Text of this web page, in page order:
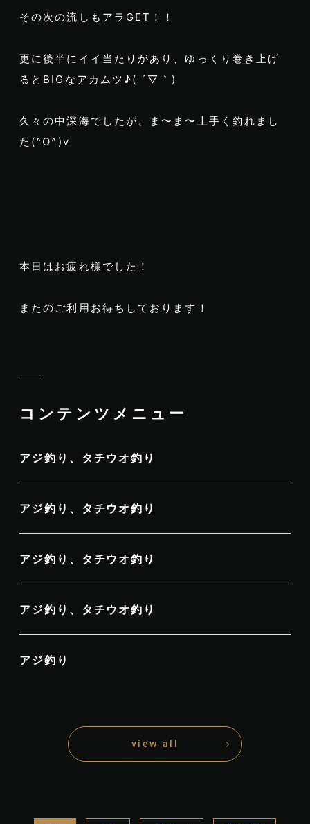
その次の流しもアラGET！！
更に後半にイイ当たりがあり、ゆっくり巻き上げ
るとBIGなアカムツ♪( ´▽｀)
久々の中深海でしたが、ま〜ま〜上手く釣れまし
た(^O^)v
本日はお疲れ様でした！
またのご利用お待ちしております！
コンテンツメニュー
アジ釣り、タチウオ釣り
アジ釣り、タチウオ釣り
アジ釣り、タチウオ釣り
アジ釣り、タチウオ釣り
アジ釣り
view all